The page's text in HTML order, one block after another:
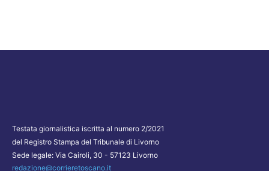
Testata giornalistica iscritta al numero 2/2021
del Registro Stampa del Tribunale di Livorno
Sede legale: Via Cairoli, 30 - 57123 Livorno
redazione@corrieretoscano.it